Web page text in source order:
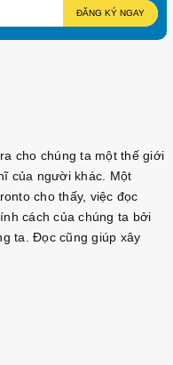
ĐĂNG KÝ NGAY
cho chúng ta một thế giới
của người khác. Một
cho thấy, việc đọc
cách của chúng ta bởi
ta. Đọc cũng giúp xây